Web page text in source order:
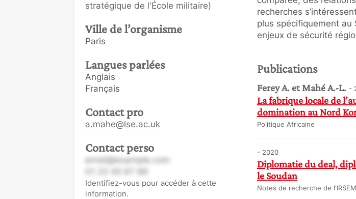
stratégique de l'École militaire)
Ville de l’organisme
Paris
Langues parlées
Anglais
Français
Contact pro
a.mahe@lse.ac.uk
Contact perso
email@example.com
Identifiez-vous pour accéder à cette
information.
recherches
plus spécifiquement
enjeux de sécurité
Publications
Ferey A. et Mahé A.-L. -
La fabrique locale de
domination au Nord
Politique Africaine
- 2020
Diplomatie du deal,
le Soudan
Notes de recherche de l'IRSEM